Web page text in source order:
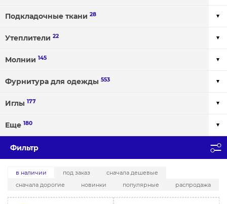
Подкладочные ткани 28
Утеплители 22
Молнии 145
Фурнитура для одежды 553
Иглы 177
Еще 180
Фильтр
в наличии под заказ
сначала дешевые
сначала дорогие
новинки популярные распродажа